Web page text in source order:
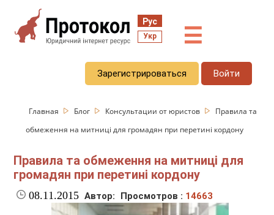
Рус
Укр ☰
Зарегистрироваться Войти
Главная Блог Консультации от юристов
Правила та
обмеження на митниці для громадян при перетині кордону
Правила та обмеження на митниці для
громадян при перетині кордону
08.11.2015 Автор: Просмотров : 14663